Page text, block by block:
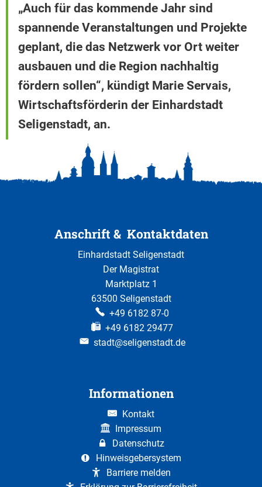
„Auch für das kommende Jahr sind
spannende Veranstaltungen und Projekte
geplant, die das Netzwerk vor Ort weiter
ausbauen und die Region nachhaltig
fördern sollen“, kündigt Marie Servais,
Wirtschaftsförderin der Einhardstadt
Seligenstadt, an.
Anschrift & Kontaktdaten
Einhardstadt Seligenstadt
Der Magistrat
Marktplatz 1
63500 Seligenstadt
+49 6182 87-0
+49 6182 29477
stadt@seligenstadt.de
Informationen
Kontakt
Impressum
Datenschutz
Hinweisgebersystem
Barriere melden